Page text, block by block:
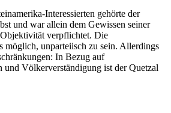
Interessierten gehörte der
und war allein dem Gewissen seiner
verpflichtet. Die
möglich, unparteiisch zu sein. Allerdings
In Bezug auf
und Völkerverständigung ist der Quetzal